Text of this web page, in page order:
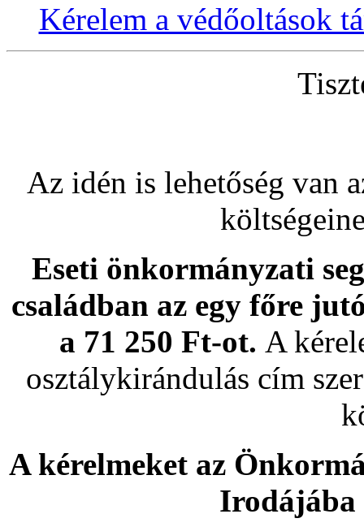
Kérelem a védőoltások
Az idén is lehetőség van
Eseti önkormányzati
családban az egy főre
a 71 250 Ft-ot. A
osztálykirándulás cím
A kérelmeket az